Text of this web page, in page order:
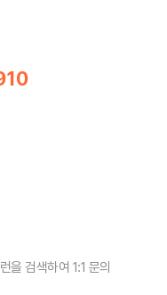
을 검색하여 1:1 문의